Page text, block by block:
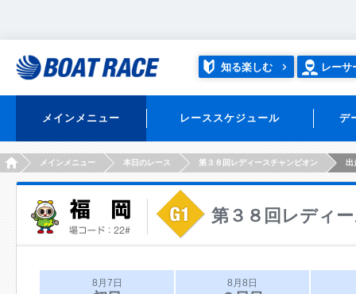
知る楽しむ レーサ
メインメニュー レーススケジュール デ
HOMEメインメニュー 本日のレース 第３８回レディースチャンピオン 出
第３８回レディ
8月7日 8月8日